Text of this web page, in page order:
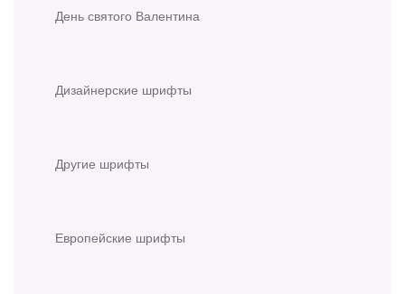
День святого Валентина
Дизайнерские шрифты
Другие шрифты
Европейские шрифты